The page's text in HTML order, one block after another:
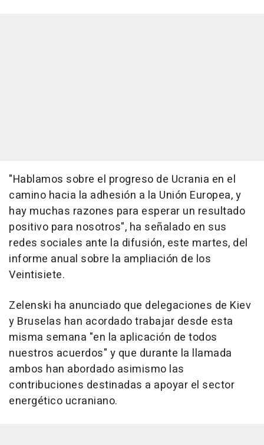
"Hablamos sobre el progreso de Ucrania en el
camino hacia la adhesión a la Unión Europea, y
hay muchas razones para esperar un resultado
positivo para nosotros", ha señalado en sus
redes sociales ante la difusión, este martes, del
informe anual sobre la ampliación de los
Veintisiete.
Zelenski ha anunciado que delegaciones de Kiev
y Bruselas han acordado trabajar desde esta
misma semana "en la aplicación de todos
nuestros acuerdos" y que durante la llamada
ambos han abordado asimismo las
contribuciones destinadas a apoyar el sector
energético ucraniano.